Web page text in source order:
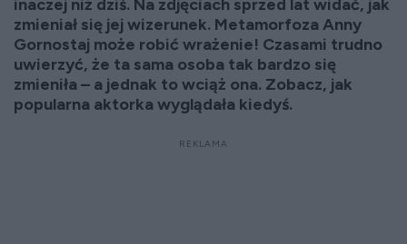
inaczej niż dziś. Na zdjęciach sprzed lat widać, jak
zmieniał się jej wizerunek. Metamorfoza Anny
Gornostaj może robić wrażenie! Czasami trudno
uwierzyć, że ta sama osoba tak bardzo się
zmieniła – a jednak to wciąż ona. Zobacz, jak
popularna aktorka wyglądała kiedyś.